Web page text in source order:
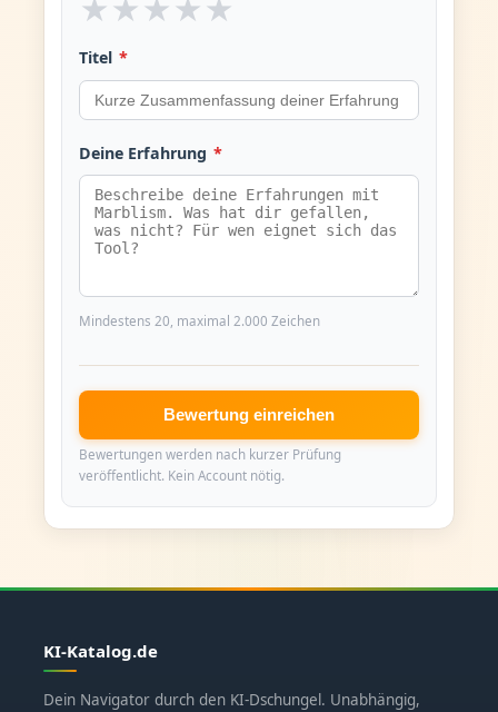
★ ★ ★ ★ ★
Titel *
Deine Erfahrung *
Mindestens 20, maximal 2.000 Zeichen
Bewertung einreichen
Bewertungen werden nach kurzer Prüfung
veröffentlicht. Kein Account nötig.
KI-Katalog.de
Dein Navigator durch den KI-Dschungel. Unabhängig,